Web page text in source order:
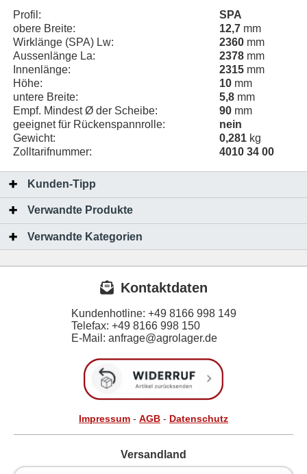
Profil:
SPA
obere Breite:
12,7 mm
Wirklänge (SPA) Lw:
2360 mm
Aussenlänge La:
2378 mm
Innenlänge:
2315 mm
Höhe:
10 mm
untere Breite:
5,8 mm
Empf. Mindest Ø der Scheibe:
90 mm
geeignet für Rückenspannrolle:
nein
Gewicht:
0,281 kg
Zolltarifnummer:
4010 34 00
Kunden-Tipp
Verwandte Produkte
Verwandte Kategorien
Kontaktdaten
Kundenhotline: +49 8166 998 149
Telefax: +49 8166 998 150
E-Mail: anfrage@agrolager.de
Impressum - AGB - Datenschutz
Versandland